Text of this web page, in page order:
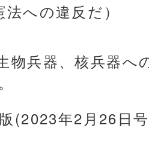
への違反だ）
物兵器、核兵器
(2023年2月26日